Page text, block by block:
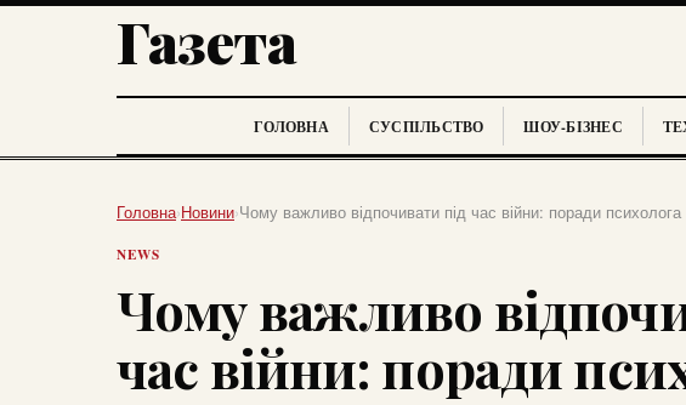
Газета
ГОЛОВНА СУСПІЛЬСТВО ШОУ-БІЗНЕС
Головна›Новини›Чому важливо відпочивати під час війни: поради психолога
NEWS
Чому важливо
час війни: поради